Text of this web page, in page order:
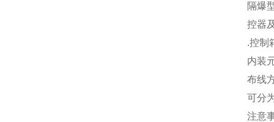
隔爆
控器
.控制
内装
布线
可分
注意